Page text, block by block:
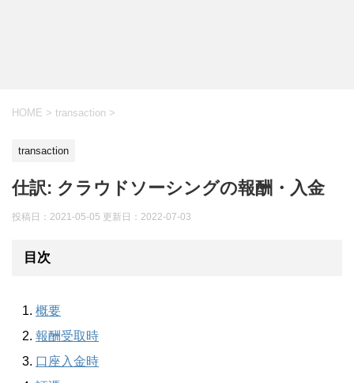
HOME > transaction >
transaction
仕訳: クラウドソーシングの報酬・入金
投稿日：2021-05-05 更新日： 2022-07-03
目次
概要
報酬受取時
口座入金時